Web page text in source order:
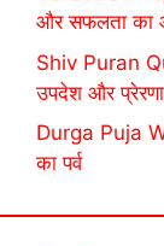
और सफलता का
Shiv Puran
उपदेश और प्रेरणा
Durga Puja
का पर्व